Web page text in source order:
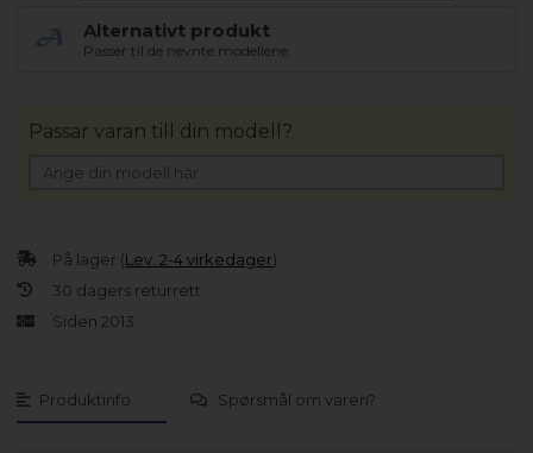
Alternativt produkt
Passer til de nevnte modellene.
Produktinfo Spørsmål om varen?
På lager (Lev. 2-4 virkedager).
30 dagers returrett
Siden 2013
Passar varan till din modell?